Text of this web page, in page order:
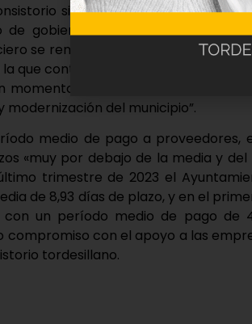
sigue manteniendo la
de gobierno actual ya logró en
se remonta al año 2019, cuando
la que contaba el Ayuntamiento
momento a las inversiones y
del municipio”.
medio de pago a proveedores,
«muy por debajo de la media y
trimestre de 2023 el
de 8,93 días de plazo, y en el
un período medio de pago de
compromiso con el apoyo a las
tordesillano.